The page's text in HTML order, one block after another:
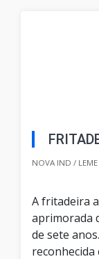
NOVA IND / LEME
A fritadeira
aprimorada
de sete
reconhecida